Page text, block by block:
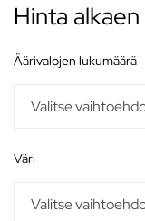
Hinta alkaen
äärivalojen lukumäärä
väri